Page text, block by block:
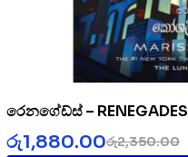
රෙනගේඩ්ස් – RENEGADES
රු2,350.00
රු1,880.00